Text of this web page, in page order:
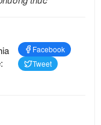
Facebook
Tweet